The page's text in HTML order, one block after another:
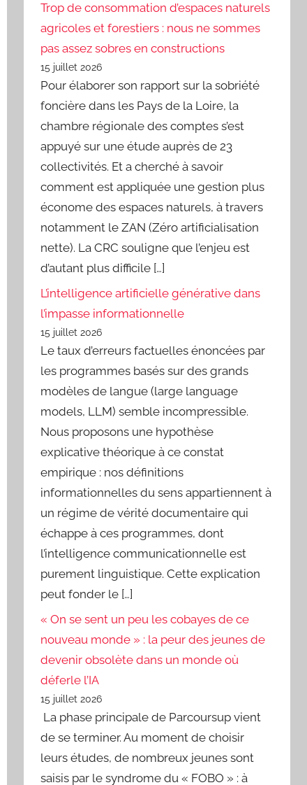
Trop de consommation d’espaces naturels
agricoles et forestiers : nous ne sommes
pas assez sobres en constructions
15 juillet 2026
Pour élaborer son rapport sur la sobriété
foncière dans les Pays de la Loire, la
chambre régionale des comptes s’est
appuyé sur une étude auprès de 23
collectivités. Et a cherché à savoir
comment est appliquée une gestion plus
économe des espaces naturels, à travers
notamment le ZAN (Zéro artificialisation
nette). La CRC souligne que l’enjeu est
d’autant plus difficile […]
L’intelligence artificielle générative dans
l’impasse informationnelle
15 juillet 2026
Le taux d’erreurs factuelles énoncées par
les programmes basés sur des grands
modèles de langue (large language
models, LLM) semble incompressible.
Nous proposons une hypothèse
explicative théorique à ce constat
empirique : nos définitions
informationnelles du sens appartiennent à
un régime de vérité documentaire qui
échappe à ces programmes, dont
l’intelligence communicationnelle est
purement linguistique. Cette explication
peut fonder le […]
« On se sent un peu les cobayes de ce
nouveau monde » : la peur des jeunes de
devenir obsolète dans un monde où
déferle l’IA
15 juillet 2026
La phase principale de Parcoursup vient
de se terminer. Au moment de choisir
leurs études, de nombreux jeunes sont
saisis par le syndrome du « FOBO » : à